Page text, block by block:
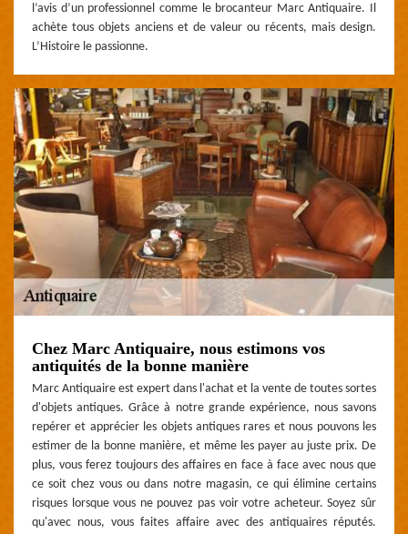
l’avis d’un professionnel comme le brocanteur Marc Antiquaire. Il
achète tous objets anciens et de valeur ou récents, mais design.
L’Histoire le passionne.
Chez Marc Antiquaire, nous estimons vos
antiquités de la bonne manière
Marc Antiquaire est expert dans l'achat et la vente de toutes sortes
d'objets antiques. Grâce à notre grande expérience, nous savons
repérer et apprécier les objets antiques rares et nous pouvons les
estimer de la bonne manière, et même les payer au juste prix. De
plus, vous ferez toujours des affaires en face à face avec nous que
ce soit chez vous ou dans notre magasin, ce qui élimine certains
risques lorsque vous ne pouvez pas voir votre acheteur. Soyez sûr
qu'avec nous, vous faites affaire avec des antiquaires réputés.